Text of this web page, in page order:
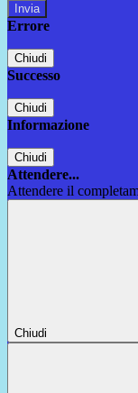
Errore
Chiudi
Successo
Chiudi
Informazione
Chiudi
Attendere...
Attendere il
Chiudi